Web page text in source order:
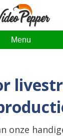
Menu
onze